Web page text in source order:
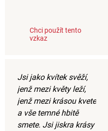
Chci použít tento
vzkaz
Jsi jako kvítek svěží,
jenž mezi květy leží,
jenž mezi krásou kvete
a vše temné hbitě
smete. Jsi jiskra krásy